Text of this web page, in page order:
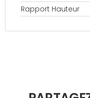
Rapport Hauteur